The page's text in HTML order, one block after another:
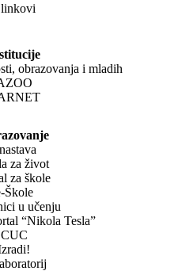
obrazovanja i mladih
za život
za škole
Škole
u učenju
“Nikola Tesla”
CUC